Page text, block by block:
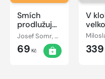
Smích
prodlužuje
život! 11
Josef Somr, Jiří Lír, Barbora Hrzánová, Jiří Grossmann, Václav Postránecký, Miroslav Moravec, Jiří Štuchal, Josef Velda, Miloslav Šimek, František Nepil
69 Kč
V
339